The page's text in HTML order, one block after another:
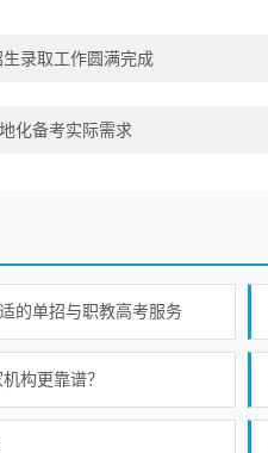
录取工作圆满完成
化备考实际需求
的单招与职教高考服务
构更靠谱？